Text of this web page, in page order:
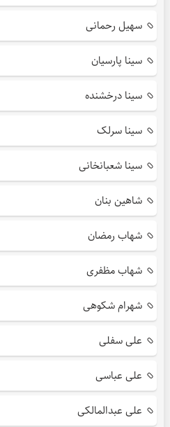
سهیل رحمانی
سینا پارسیان
سینا درخشنده
سینا سرلک
سینا شعبانخانی
شاهین بنان
شهاب رمضان
شهاب مظفری
شهرام شکوهی
علی سفلی
علی عباسی
علی عبدالمالکی